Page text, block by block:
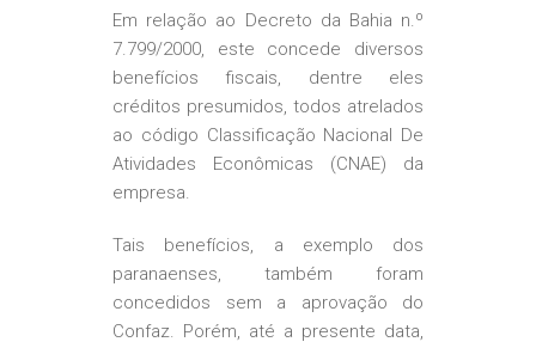
Em relação ao Decreto da Bahia n.º
7.799/2000, este concede diversos
benefícios fiscais, dentre eles
créditos presumidos, todos atrelados
ao código Classificação Nacional De
Atividades Econômicas (CNAE) da
empresa.
Tais benefícios, a exemplo dos
paranaenses, também foram
concedidos sem a aprovação do
Confaz. Porém, até a presente data,